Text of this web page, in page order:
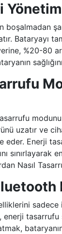
boşalmadan
Bataryayı
%20-80
uzatır ve
eder. Enerji
sınırlayarak
Nasıl
sadece
enerji tasarrufu